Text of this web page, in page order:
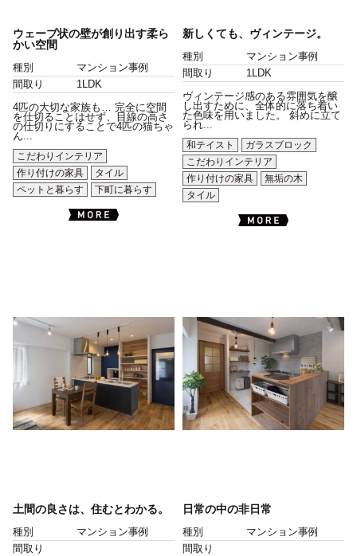
ウェーブ状の壁が創り出す柔ら
かい空間
種別
マンション事例
間取り
1LDK
4匹の大切な家族も… 完全に空間
を仕切ることはせず、目線の高さ
の仕切りにすることで4匹の猫ちゃ
ん...
こだわりインテリア
作り付けの家具
タイル
ペットと暮らす
下町に暮らす
新しくても、ヴィンテージ。
種別
マンション事例
間取り
1LDK
ヴィンテージ感のある雰囲気を醸
し出すために、全体的に落ち着い
た色味を用いました。 斜めに立て
られ...
和テイスト
ガラスブロック
こだわりインテリア
作り付けの家具
無垢の木
タイル
土間の良さは、住むとわかる。
種別
マンション事例
間取り
日常の中の非日常
種別
マンション事例
間取り